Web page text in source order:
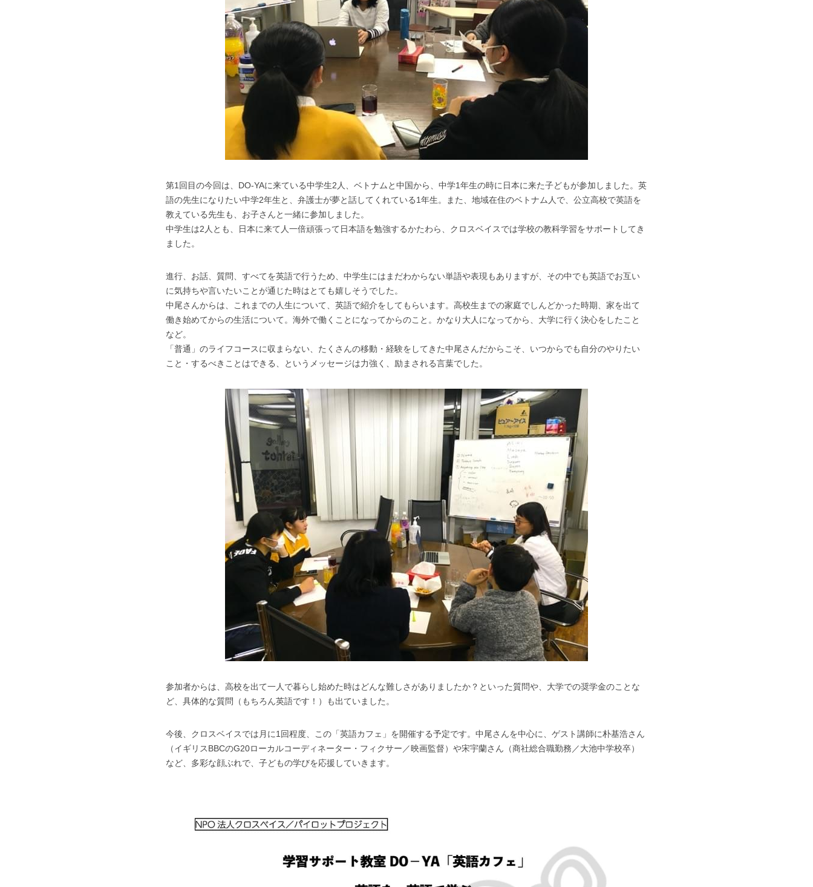
第1回目の今回は、DO-YAに来ている中学生2人、ベトナムと中国から、中学1年生の時に日本に来た子どもが参加しました。英
語の先生になりたい中学2年生と、弁護士が夢と話してくれている1年生。また、地域在住のベトナム人で、公立高校で英語を
教えている先生も、お子さんと一緒に参加しました。
中学生は2人とも、日本に来て人一倍頑張って日本語を勉強するかたわら、クロスベイスでは学校の教科学習をサポートしてき
ました。
進行、お話、質問、すべてを英語で行うため、中学生にはまだわからない単語や表現もありますが、その中でも英語でお互い
に気持ちや言いたいことが通じた時はとても嬉しそうでした。
中尾さんからは、これまでの人生について、英語で紹介をしてもらいます。高校生までの家庭でしんどかった時期、家を出て
働き始めてからの生活について。海外で働くことになってからのこと。かなり大人になってから、大学に行く決心をしたこと
など。
「普通」のライフコースに収まらない、たくさんの移動・経験をしてきた中尾さんだからこそ、いつからでも自分のやりたい
こと・するべきことはできる、というメッセージは力強く、励まされる言葉でした。
参加者からは、高校を出て一人で暮らし始めた時はどんな難しさがありましたか？といった質問や、大学での奨学金のことな
ど、具体的な質問（もちろん英語です！）も出ていました。
今後、クロスベイスでは月に1回程度、この「英語カフェ」を開催する予定です。中尾さんを中心に、ゲスト講師に朴基浩さん
（イギリスBBCのG20ローカルコーディネーター・フィクサー／映画監督）や宋宇蘭さん（商社総合職勤務／大池中学校卒）
など、多彩な顔ぶれで、子どもの学びを応援していきます。